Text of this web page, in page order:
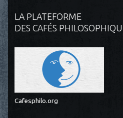
LA PLATEFORME
DES CAFÉS
Cafesphilo.org